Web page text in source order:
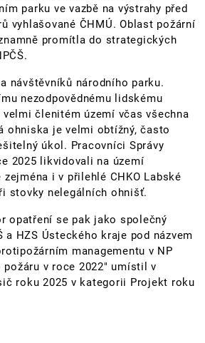
parku ve vazbě na výstrahy před
vyhlašované ČHMÚ. Oblast požární
promítla do strategických
návštěvníků národního parku.
nezodpovědnému lidskému
členitém území včas všechna
ohniska je velmi obtížný, často
úkol. Pracovníci Správy
2025 likvidovali na území
i v přilehlé CHKO Labské
stovky nelegálních ohnišť.
opatření se pak jako společný
a HZS Ústeckého kraje pod názvem
managementu v NP
požáru v roce 2022" umístil v
roku 2025 v kategorii Projekt roku